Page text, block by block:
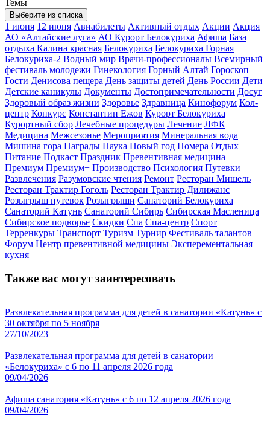
Темы
Выберите из списка
1 июня 12 июня Авиабилеты Активный отдых Акции Акция
АО «Алтайские луга» АО Курорт Белокуриха Афиша База
отдыха Калина красная Белокуриха Белокуриха Горная
Белокуриха-2 Водный мир Врачи-профессионалы Всемирный
фестиваль молодежи Гинекология Горный Алтай Гороскоп
Гости Денисова пещера День защиты детей День России Дети
Детские каникулы Документы Достопримечательности Досуг
Здоровый образ жизни Здоровье Здравница Кинофорум Кол-
центр Конкурс Константин Ежов Курорт Белокуриха
Курортный сбор Лечебные процедуры Лечение ЛФК
Медицина Межсезонье Мероприятия Минеральная вода
Мишина гора Награды Наука Новый год Номера Отдых
Питание Подкаст Праздник Превентивная медицина
Премиум Премиум+ Производство Психология Путевки
Развлечения Разумовские чтения Ремонт Ресторан Мишель
Ресторан Трактир Гоголь Ресторан Трактир Дилижанс
Розыгрыш путевок Розыгрыши Санаторий Белокуриха
Санаторий Катунь Санаторий Сибирь Сибирская Масленица
Сибирское подворье Скидки Спа Спа-центр Спорт
Терренкуры Транспорт Туризм Турнир Фестиваль талантов
Форум Центр превентивной медицины Эксперементальная
кухня
Также вас могут заинтересовать
Развлекательная программа для детей в санатории «Катунь» с
30 октября по 5 ноября
27/10/2023
Развлекательная программа для детей в санатории
«Белокуриха» с 6 по 11 апреля 2026 года
09/04/2026
Афиша санатория «Катунь» с 6 по 12 апреля 2026 года
09/04/2026